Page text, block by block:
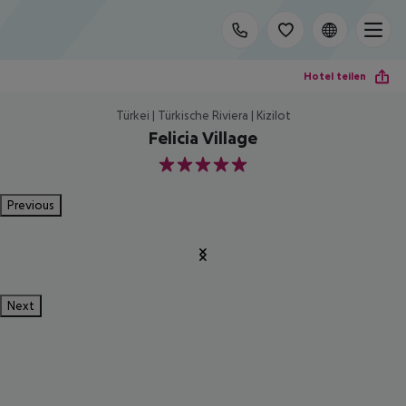
Hotel teilen
Türkei | Türkische Riviera | Kizilot
Felicia Village
5
Previous
Next